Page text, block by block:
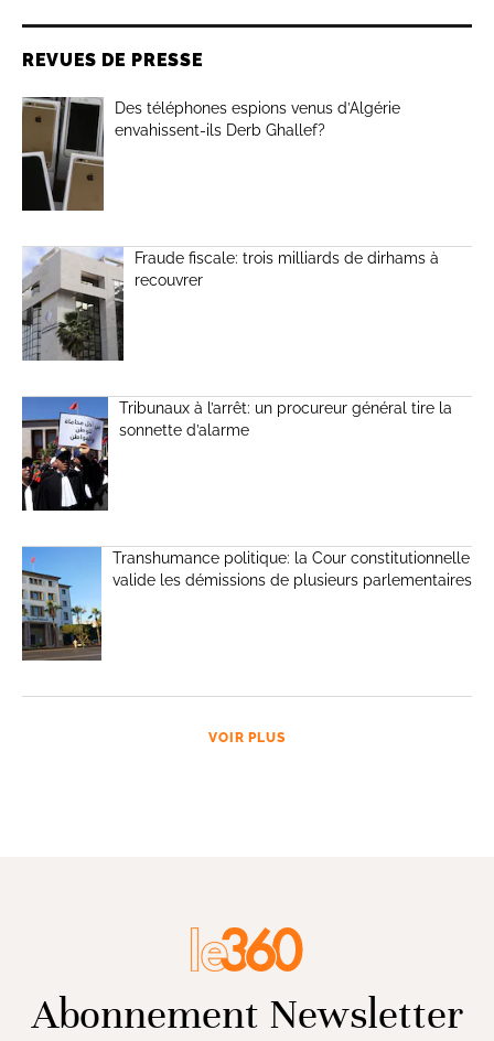
REVUES DE PRESSE
Des téléphones espions venus d’Algérie
envahissent-ils Derb Ghallef?
Fraude fiscale: trois milliards de dirhams à
recouvrer
Tribunaux à l’arrêt: un procureur général tire la
sonnette d’alarme
Transhumance politique: la Cour constitutionnelle
valide les démissions de plusieurs parlementaires
VOIR PLUS
Abonnement Newsletter